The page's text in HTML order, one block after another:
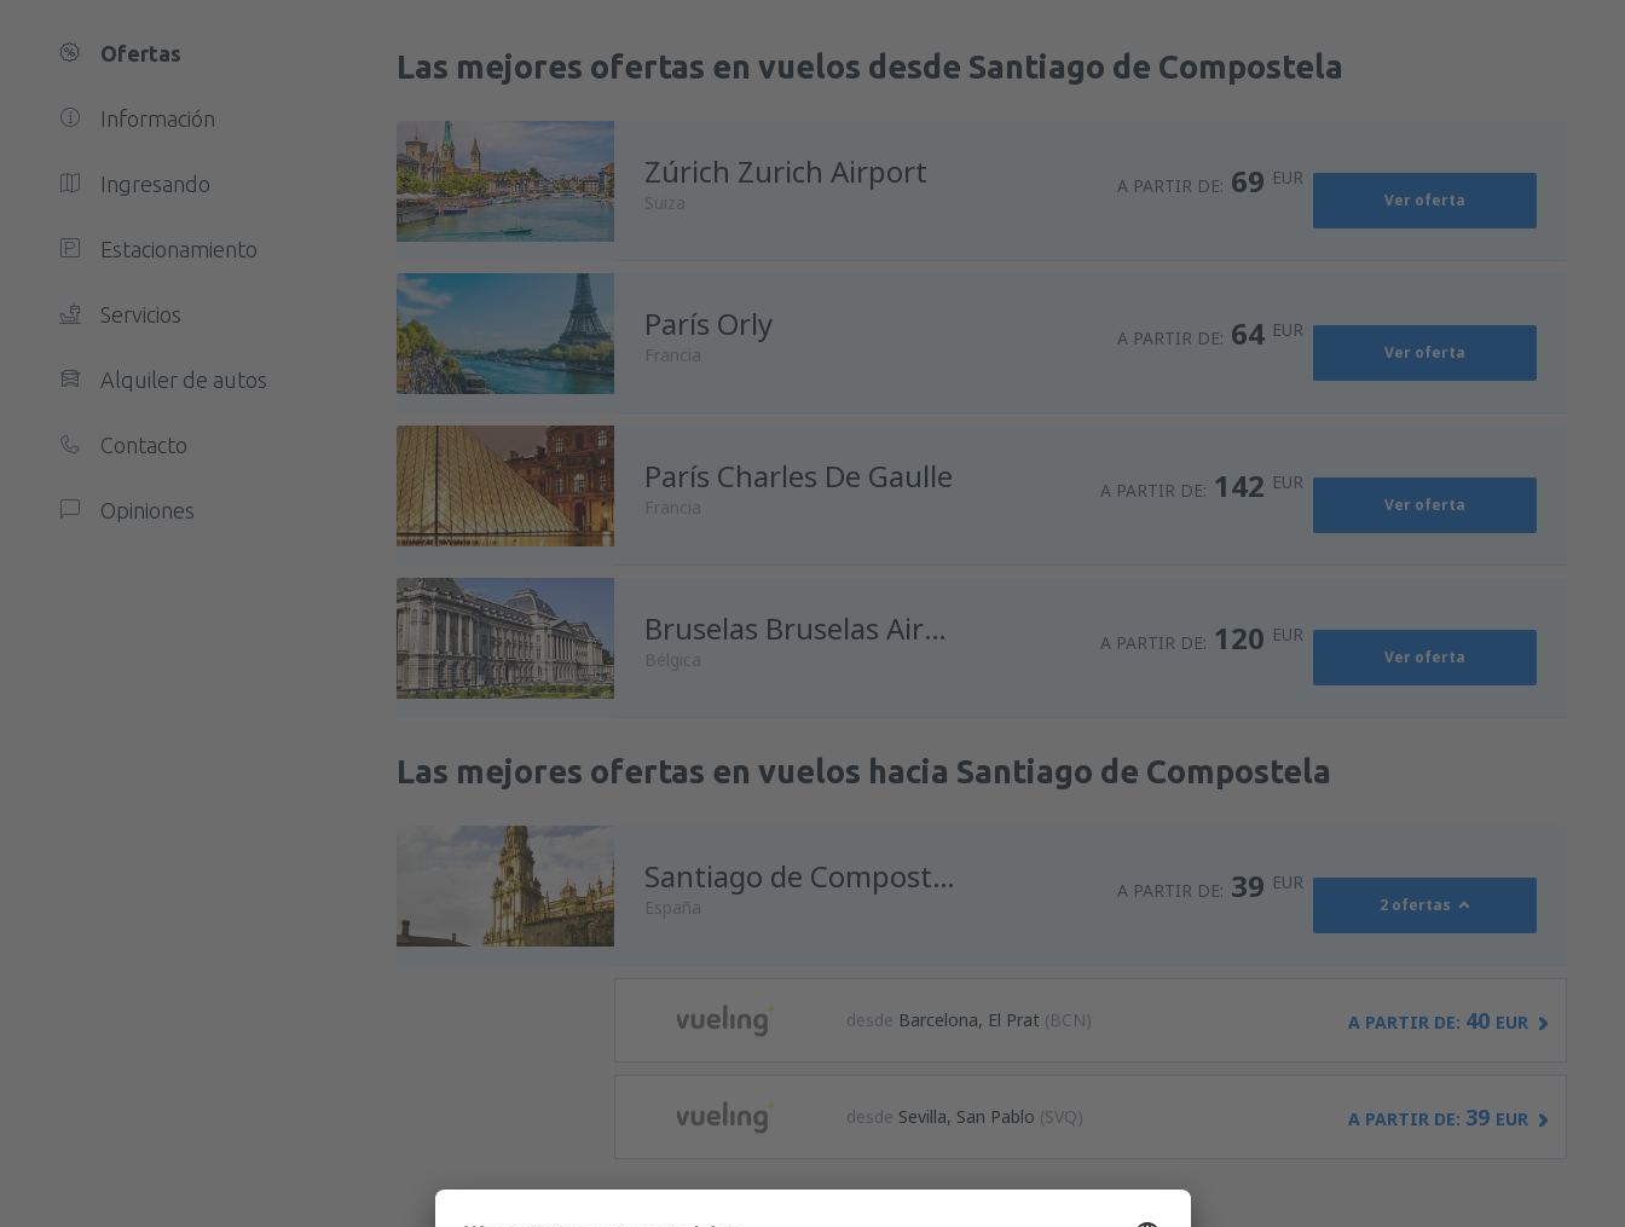
Ofertas
Información
Ingresando
Estacionamiento
Servicios
Alquiler de autos
Contacto
Opiniones
Las mejores ofertas en vuelos desde Santiago de Compostela
Zúrich Zurich Airport
Suiza
A PARTIR DE: 69 EUR
Ver oferta
París Orly
Francia
A PARTIR DE: 64 EUR
Ver oferta
París Charles De Gaulle
Francia
A PARTIR DE: 142 EUR
Ver oferta
Bruselas Bruselas Airport
Bélgica
A PARTIR DE: 120 EUR
Ver oferta
Las mejores ofertas en vuelos hacia Santiago de Compostela
Santiago de Compostela Santiago de Compostela
España
A PARTIR DE: 39 EUR
2 ofertas
desde Barcelona, El Prat (BCN) A PARTIR DE: 40 EUR
desde Sevilla, San Pablo (SVQ) A PARTIR DE: 39 EUR